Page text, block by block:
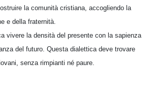
la comunità cristiana, accogliendo la
e della fraternità.
vivere la densità del presente con la sapienza
del futuro. Questa dialettica deve trovare
senza rimpianti né paure.